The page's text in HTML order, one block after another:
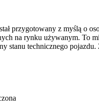
przygotowany z myślą o
na rynku używanym.
stanu technicznego